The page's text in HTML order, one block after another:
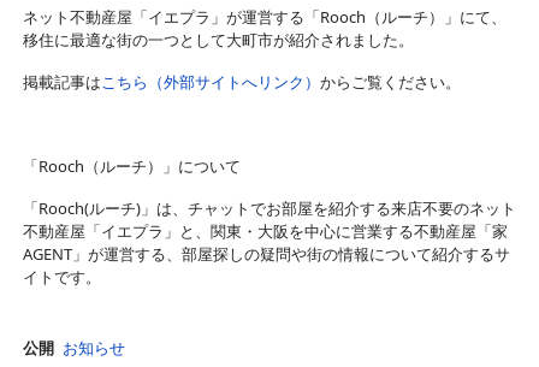
ネット不動産屋「イエプラ」が運営する「Rooch（ルーチ）」にて、
移住に最適な街の一つとして大町市が紹介されました。
掲載記事はこちら（外部サイトへリンク） からご覧ください。
「Rooch（ルーチ）」について
「Rooch(ルーチ)」は、チャットでお部屋を紹介する来店不要のネット
不動産屋「イエプラ」と、関東・大阪を中心に営業する不動産屋「家
AGENT」が運営する、部屋探しの疑問や街の情報について紹介するサ
イトです。
公開 お知らせ